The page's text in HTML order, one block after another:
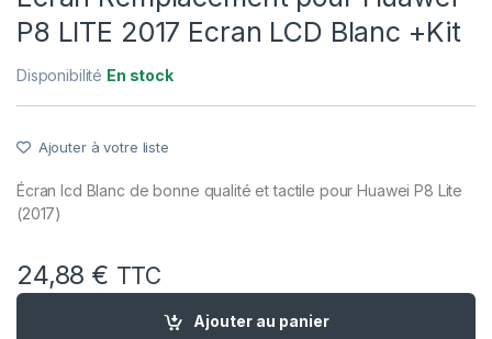
P8 LITE 2017 Ecran LCD Blanc +Kit
Disponibilité En stock
Ajouter à votre liste
Écran lcd Blanc de bonne qualité et tactile pour Huawei P8 Lite
(2017)
24,88 € TTC
quantité de Ecran Remplacement pour Huawei P8 LITE 2017
Ajouter au panier